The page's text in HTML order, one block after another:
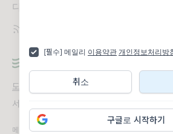
[필수] 메일리 이용약관 개인정보처리방
취소
구글로 시작하기
다.
도움말
오류 및 기능 관련 제보
서비스 이용 문의
메일리 사업자 정보